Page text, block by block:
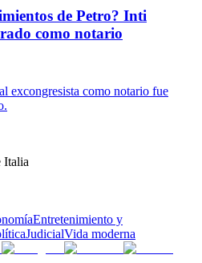
de Petro? Inti
como notario
excongresista como notario fue
Italia
Entretenimiento y
JudicialVida moderna